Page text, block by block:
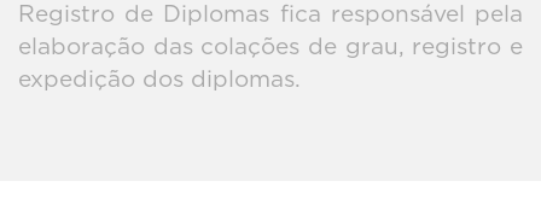
Registro de Diplomas fica responsável pela
elaboração das colações de grau, registro e
expedição dos diplomas.